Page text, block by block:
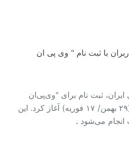
با ثبت نام " وی پی ان
ثبت نام برای "وی‌پی‌ان
قانونی" را روز یک‌شنبه (۲۹ بهمن/ ۱۷ فوریه) آغاز کرد. این
انجام می‌شود .